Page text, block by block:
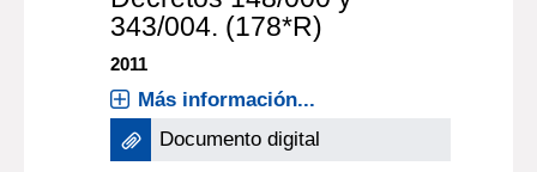
resinas para envases y
equipamientos plásticos en
contacto con alimentos”,
modifícase el Decreto
315/994 y deróganse los
Decretos 148/000 y